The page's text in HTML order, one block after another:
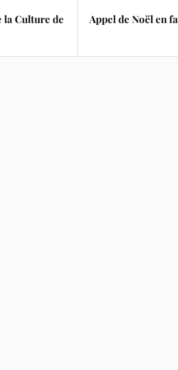
la Culture de
Appel de Noël en